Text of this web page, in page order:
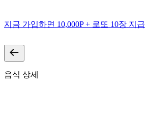
지금 가입하면 10,000P + 로또 10장 지급
음식 상세